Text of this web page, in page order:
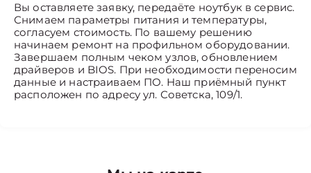
Вы оставляете заявку, передаёте ноутбук в сервис.
Снимаем параметры питания и температуры,
согласуем стоимость. По вашему решению
начинаем ремонт на профильном оборудовании.
Завершаем полным чеком узлов, обновлением
драйверов и BIOS. При необходимости переносим
данные и настраиваем ПО. Наш приёмный пункт
расположен по адресу ул. Советска, 109/1.